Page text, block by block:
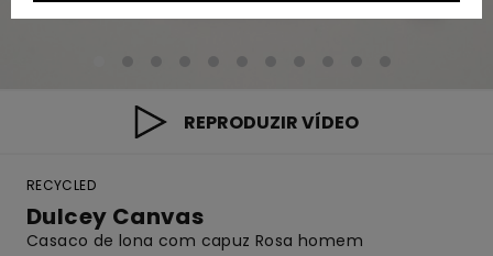
REPRODUZIR VÍDEO
RECYCLED
Dulcey Canvas
Casaco de lona com capuz Rosa homem